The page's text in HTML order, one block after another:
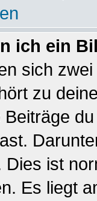
ich ein
sich
zu
Beiträge
Dies ist
Es liegt